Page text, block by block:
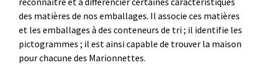
des matières de nos emballages. Il associe ces matières
et les emballages à des conteneurs de tri ; il identifie les
pictogrammes ; il est ainsi capable de trouver la maison
pour chacune des Marionnettes.